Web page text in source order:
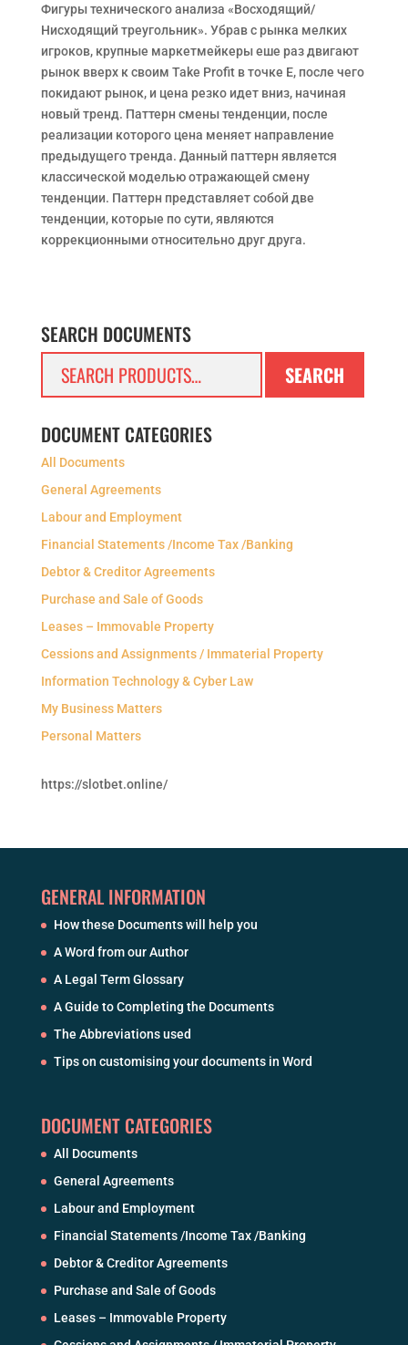
Фигуры технического анализа «Восходящий/
Нисходящий треугольник». Убрав с рынка мелких
игроков, крупные маркетмейкеры еше раз двигают
рынок вверх к своим Take Profit в точке E, после чего
покидают рынок, и цена резко идет вниз, начиная
новый тренд. Паттерн смены тенденции, после
реализации которого цена меняет направление
предыдущего тренда. Данный паттерн является
классической моделью отражающей смену
тенденции. Паттерн представляет собой две
тенденции, которые по сути, являются
коррекционными относительно друг друга.
SEARCH DOCUMENTS
SEARCH
DOCUMENT CATEGORIES
All Documents
General Agreements
Labour and Employment
Financial Statements /Income Tax /Banking
Debtor & Creditor Agreements
Purchase and Sale of Goods
Leases – Immovable Property
Cessions and Assignments / Immaterial Property
Information Technology & Cyber Law
My Business Matters
Personal Matters
https://slotbet.online/
GENERAL INFORMATION
How these Documents will help you
A Word from our Author
A Legal Term Glossary
A Guide to Completing the Documents
The Abbreviations used
Tips on customising your documents in Word
DOCUMENT CATEGORIES
All Documents
General Agreements
Labour and Employment
Financial Statements /Income Tax /Banking
Debtor & Creditor Agreements
Purchase and Sale of Goods
Leases – Immovable Property